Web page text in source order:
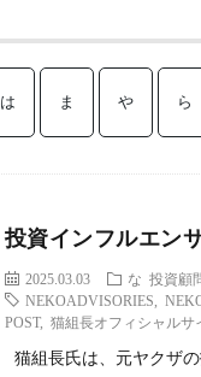
は ま や ら
投資インフルエン
2025.03.03 な 投資顧
NEKOADVISORIES
POST, 猫組長オフィシャルサ
猫組長氏は、元ヤクザ